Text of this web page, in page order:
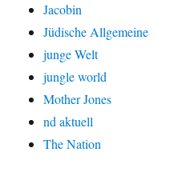
Jacobin
Jüdische Allgemeine
junge Welt
jungle world
Mother Jones
nd aktuell
The Nation